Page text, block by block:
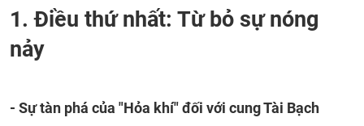
1. Điều thứ nhất: Từ bỏ sự nóng
nảy
- Sự tàn phá của "Hỏa khí" đối với cung Tài Bạch